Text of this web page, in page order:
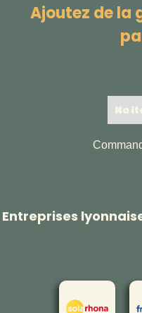
Ajoutez de la
No
Entreprises